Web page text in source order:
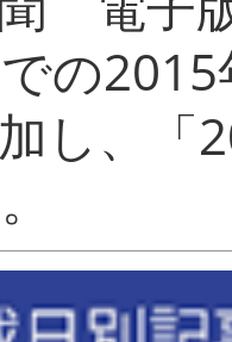
の
し、「
し